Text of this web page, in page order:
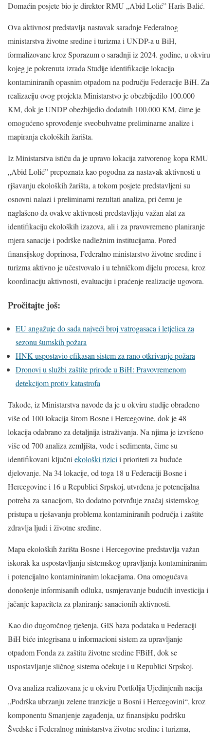
Domaćin posjete bio je direktor RMU „Abid Lolić” Haris Balić.
Ova aktivnost predstavlja nastavak saradnje Federalnog
ministarstva životne sredine i turizma i UNDP-a u BiH,
formalizovane kroz Sporazum o saradnji iz 2024. godine, u okviru
kojeg je pokrenuta izrada Studije identifikacije lokacija
kontaminiranih opasnim otpadom na području Federacije BiH. Za
realizaciju ovog projekta Ministarstvo je obezbijedilo 100.000
KM, dok je UNDP obezbijedio dodatnih 100.000 KM, čime je
omogućeno sprovođenje sveobuhvatne preliminarne analize i
mapiranja ekoloških žarišta.
Iz Ministarstva ističu da je upravo lokacija zatvorenog kopa RMU
„Abid Lolić” prepoznata kao pogodna za nastavak aktivnosti u
rjšavanju ekoloških žarišta, a tokom posjete predstavljeni su
osnovni nalazi i preliminarni rezultati analiza, pri čemu je
naglašeno da ovakve aktivnosti predstavljaju važan alat za
identifikaciju ekoloških izazova, ali i za pravovremeno planiranje
mjera sanacije i podrške nadležnim institucijama. Pored
finansijskog doprinosa, Federalno ministarstvo životne sredine i
turizma aktivno je učestvovalo i u tehničkom dijelu procesa, kroz
koordinaciju aktivnosti, evaluaciju i praćenje realizacije ugovora.
Pročitajte još:
EU angažuje do sada najveći broj vatrogasaca i letjelica za
sezonu šumskih požara
HNK uspostavio efikasan sistem za rano otkrivanje požara
Dronovi u službi zaštite prirode u BiH: Pravovremenom
detekcijom protiv katastrofa
Takođe, iz Ministarstva navode da je u okviru studije obrađeno
više od 100 lokacija širom Bosne i Hercegovine, dok je 48
lokacija odabrano za detaljnija istraživanja. Na njima je izvršeno
više od 700 analiza zemljišta, vode i sedimenta, čime su
identifikovani ključniekološki rizicii prioriteti za buduće
djelovanje. Na 34 lokacije, od toga 18 u Federaciji Bosne i
Hercegovine i 16 u Republici Srpskoj, utvrđena je potencijalna
potreba za sanacijom, što dodatno potvrđuje značaj sistemskog
pristupa u rješavanju problema kontaminiranih područja i zaštite
zdravlja ljudi i životne sredine.
Mapa ekoloških žarišta Bosne i Hercegovine predstavlja važan
iskorak ka uspostavljanju sistemskog upravljanja kontaminiranim
i potencijalno kontaminiranim lokacijama. Ona omogućava
donošenje informisanih odluka, usmjeravanje budućih investicija i
jačanje kapaciteta za planiranje sanacionih aktivnosti.
Kao dio dugoročnog rješenja, GIS baza podataka u Federaciji
BiH biće integrisana u informacioni sistem za upravljanje
otpadom Fonda za zaštitu životne sredine FBiH, dok se
uspostavljanje sličnog sistema očekuje i u Republici Srpskoj.
Ova analiza realizovana je u okviru Portfolija Ujedinjenih nacija
„Podrška ubrzanju zelene tranzicije u Bosni i Hercegovini“, kroz
komponentu Smanjenje zagađenja, uz finansijsku podršku
Švedske i Federalnog ministarstva životne sredine i turizma,